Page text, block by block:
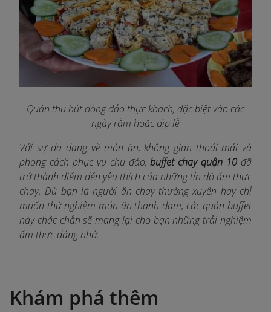
Quán thu hút đông đảo thực khách, đặc biệt vào các
ngày rằm hoặc dịp lễ
Với sự đa dạng về món ăn, không gian thoải mái và
phong cách phục vụ chu đáo,buffet chay quận 10 đã
trở thành điểm đến yêu thích của những tín đồ ẩm thực
chay. Dù bạn là người ăn chay thường xuyên hay chỉ
muốn thử nghiệm món ăn thanh đạm, các quán buffet
này chắc chắn sẽ mang lại cho bạn những trải nghiệm
ẩm thực đáng nhớ.
Khám phá thêm